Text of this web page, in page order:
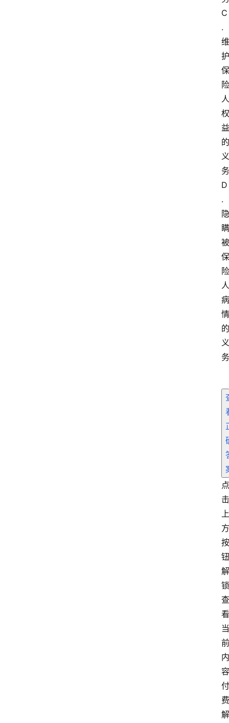
C
.
维
护
保
险
人
权
益
的
义
务
D
.
隐
瞒
被
保
险
人
病
情
的
义
务
点
击
上
方
按
钮
解
锁
查
看
当
前
内
容
付
费
解